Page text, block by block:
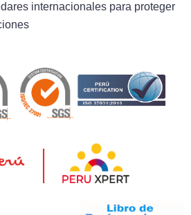
internacionales para proteger